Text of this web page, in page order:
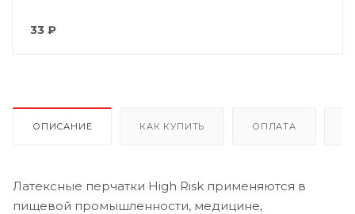
33 ₽
ОПИСАНИЕ КАК КУПИТЬ ОПЛАТА
Латексные перчатки High Risk применяются в
пищевой промышленности, медицине,